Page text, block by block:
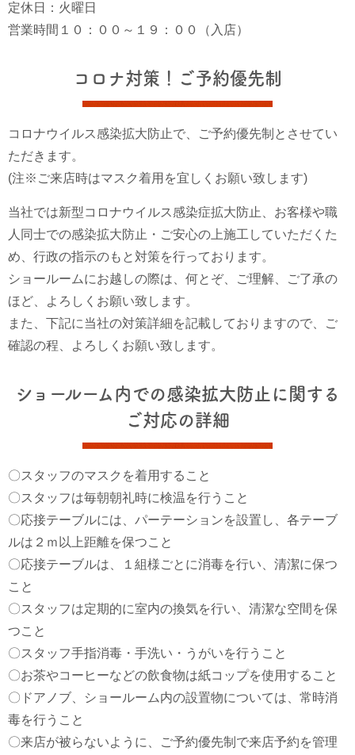
定休日：火曜日
営業時間１０：００～１９：００（入店）
コロナ対策！ご予約優先制
コロナウイルス感染拡大防止で、ご予約優先制とさせてい
ただきます。
(注※ご来店時はマスク着用を宜しくお願い致します)
当社では新型コロナウイルス感染症拡大防止、お客様や職
人同士での感染拡大防止・ご安心の上施工していただくた
め、行政の指示のもと対策を行っております。
ショールームにお越しの際は、何とぞ、ご理解、ご了承の
ほど、よろしくお願い致します。
また、下記に当社の対策詳細を記載しておりますので、ご
確認の程、よろしくお願い致します。
ショールーム内での感染拡大防止に関する
ご対応の詳細
〇スタッフのマスクを着用すること
〇スタッフは毎朝朝礼時に検温を行うこと
〇応接テーブルには、パーテーションを設置し、各テーブ
ルは２ｍ以上距離を保つこと
〇応接テーブルは、１組様ごとに消毒を行い、清潔に保つ
こと
〇スタッフは定期的に室内の換気を行い、清潔な空間を保
つこと
〇スタッフ手指消毒・手洗い・うがいを行うこと
〇お茶やコーヒーなどの飲食物は紙コップを使用すること
〇ドアノブ、ショールーム内の設置物については、常時消
毒を行うこと
〇来店が被らないように、ご予約優先制で来店予約を管理